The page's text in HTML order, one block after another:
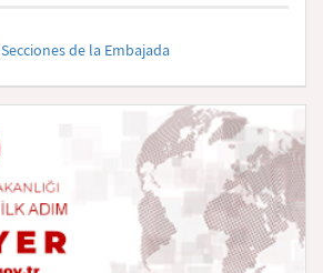
Secciones de la Embajada